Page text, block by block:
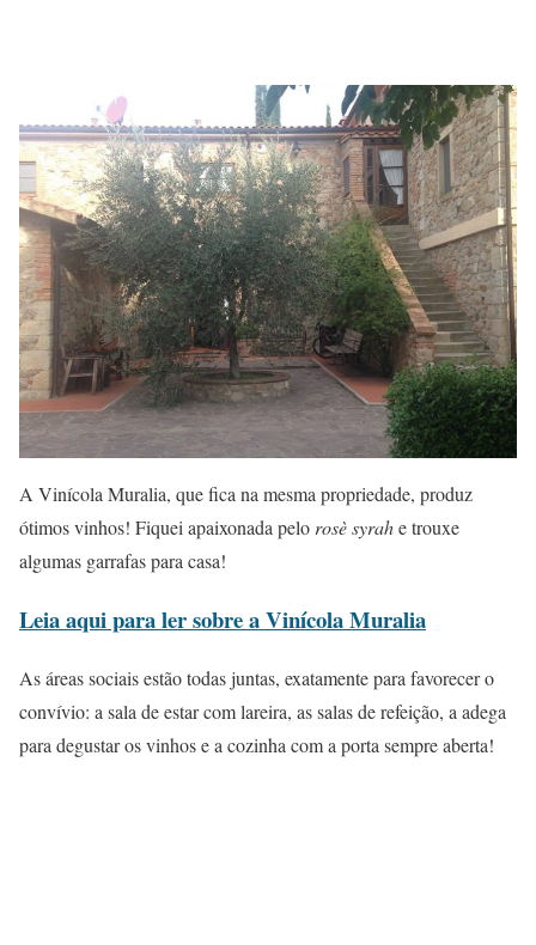
A Vinícola Muralia, que fica na mesma propriedade, produz
ótimos vinhos! Fiquei apaixonada pelorosè syrahe trouxe
algumas garrafas para casa!
Leia aqui para ler sobre a Vinícola Muralia
As áreas sociais estão todas juntas, exatamente para favorecer o
convívio: a sala de estar com lareira, as salas de refeição, a adega
para degustar os vinhos e a cozinha com a porta sempre aberta!